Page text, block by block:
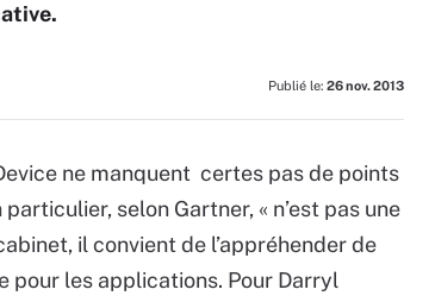
Publié le: 26 nov. 2013
ne manquent certes pas de points
selon Gartner, « n’est pas une
il convient de l’appréhender de
pour les applications. Pour Darryl